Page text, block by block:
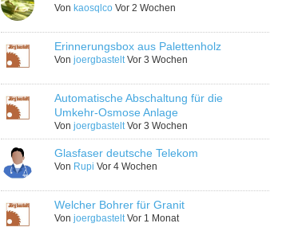
Vonkaosqlco Vor 2 Wochen
Erinnerungsbox aus Palettenholz
Vonjoergbastelt Vor 3 Wochen
Automatische Abschaltung für die
Umkehr-Osmose Anlage
Vonjoergbastelt Vor 3 Wochen
Glasfaser deutsche Telekom
Von Rupi Vor 4 Wochen
Welcher Bohrer für Granit
Vonjoergbastelt Vor 1 Monat